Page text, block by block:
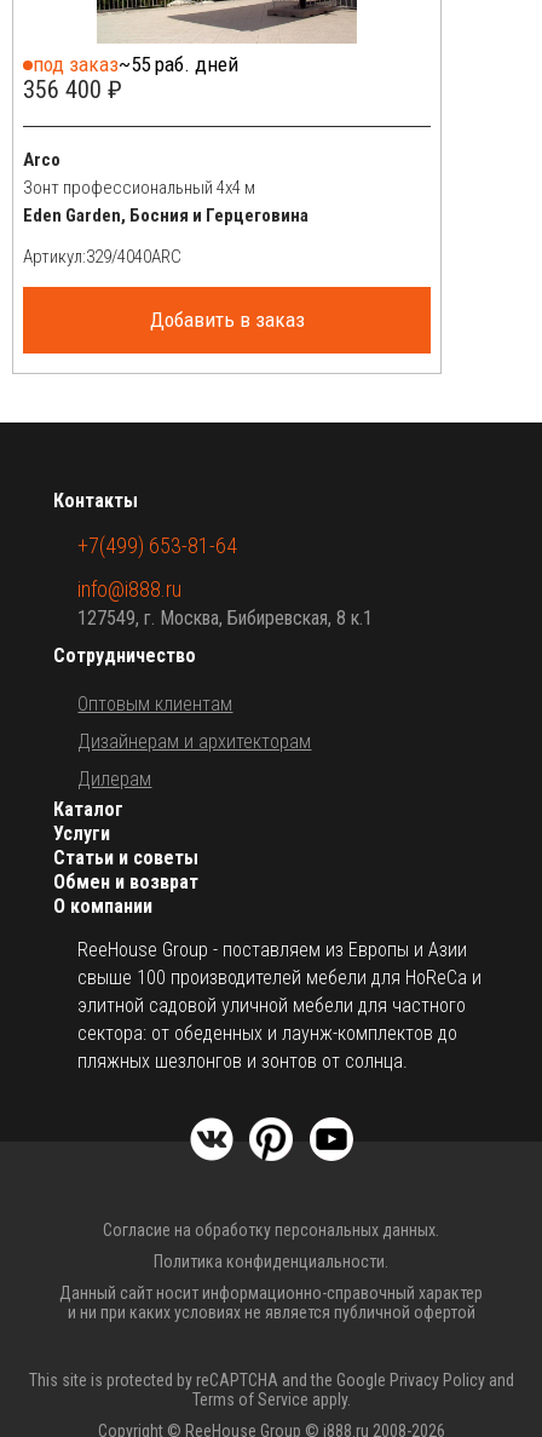
под заказ~55 раб. дней
356 400 ₽
Arco
Зонт профессиональный 4х4 м
Eden Garden, Босния и Герцеговина
Артикул:
Добавить в заказ
О компании
ReeHouse Group - поставляем из Европы и Азии
свыше 100 производителей мебели для HoReCa и
элитной садовой уличной мебели для частного
сектора: от обеденных и лаунж-комплектов до
пляжных шезлонгов и зонтов от солнца.
Каталог
Услуги
Статьи и советы
Обмен и возврат
Сотрудничество
Оптовым клиентам
Дизайнерам и архитекторам
Дилерам
Контакты
+7(499) 653-81-64
info@i888.ru
127549, г. Москва, Бибиревская, 8 к.1
Согласие на обработку персональных данных.
Политика конфиденциальности.
Данный сайт носит информационно-справочный характер
и ни при каких условиях не является публичной офертой
This site is protected by reCAPTCHA and the Google Privacy Policyand
Terms of Service apply.
Copyright © ReeHouse Group © i888.ru 2008-2026